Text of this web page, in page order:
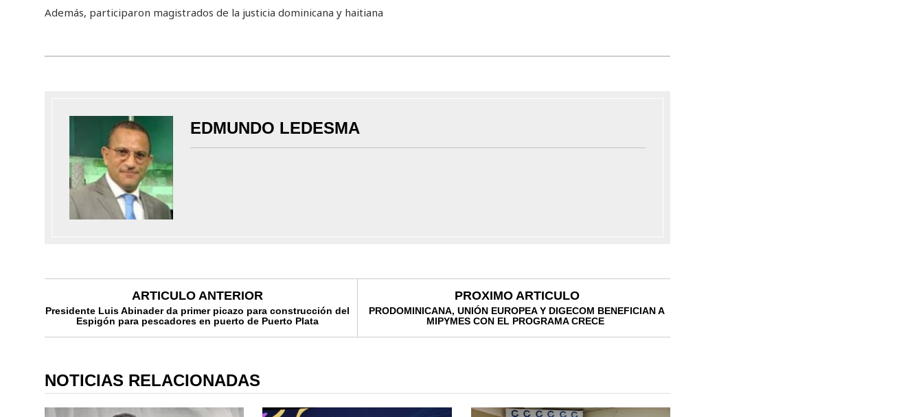
Además, participaron magistrados de la justicia dominicana y haitiana
EDMUNDO LEDESMA
ARTICULO ANTERIOR
Presidente Luis Abinader da primer picazo para construcción del
Espigón para pescadores en puerto de Puerto Plata
PROXIMO ARTICULO
PRODOMINICANA, UNIÓN EUROPEA Y DIGECOM BENEFICIAN A
MIPYMES CON EL PROGRAMA CRECE
NOTICIAS RELACIONADAS